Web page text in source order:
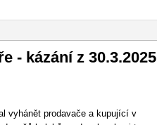
- kázání z 30.3.2025
vyhánět prodavače a kupující v